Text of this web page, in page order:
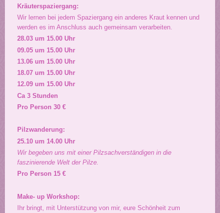
Kräuterspaziergang:
Wir lernen bei jedem Spaziergang ein anderes Kraut kennen und
werden es im Anschluss auch gemeinsam verarbeiten.
28.03 um 15.00 Uhr
09.05 um 15.00 Uhr
13.06 um 15.00 Uhr
18.07 um 15.00 Uhr
12.09 um 15.00 Uhr
Ca 3 Stunden
Pro Person 30 €
Pilzwanderung:
25.10 um 14.00 Uhr
Wir begeben uns mit einer Pilzsachverständigen in die
faszinierende Welt der Pilze.
Pro Person 15 €
Make- up Workshop:
Ihr bringt, mit Unterstützung von mir, eure Schönheit zum